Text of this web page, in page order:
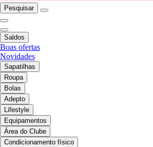
Pesquisar
Saldos
Boas ofertas
Novidades
Sapatilhas
Roupa
Bolas
Adepto
Lifestyle
Equipamentos
Área do Clube
Condicionamento físico